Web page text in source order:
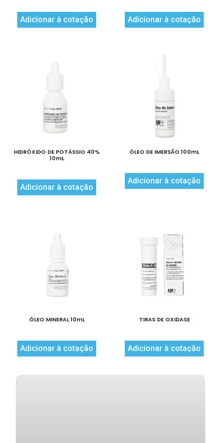
Adicionar à cotação Adicionar à cotação
HIDRÓXIDO DE POTÁSSIO 40%
10mL
Adicionar à cotação
ÓLEO DE IMERSÃO 100mL
Adicionar à cotação
ÓLEO MINERAL 10mL
Adicionar à cotação
TIRAS DE OXIDASE
Adicionar à cotação